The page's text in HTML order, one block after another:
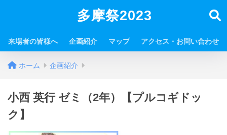
多摩祭2023
来場者の皆様へ 企画紹介 マップ アクセス・お問い合わせ
ホーム 企画紹介
小西 英行 ゼミ（2年）【プルコギドッ
ク】